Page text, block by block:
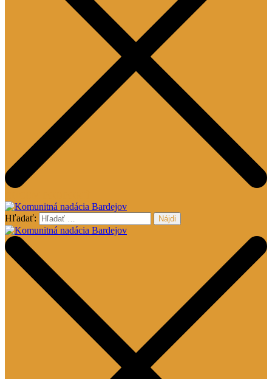
Komunitná nadácia Bardejov
Hľadať:
Komunitná nadácia Bardejov